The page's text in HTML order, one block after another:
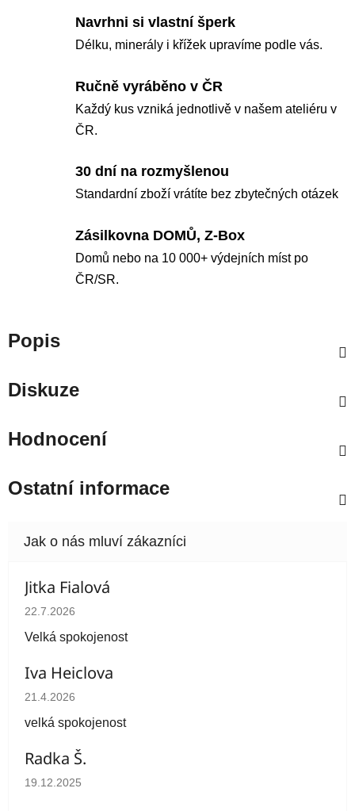
Navrhni si vlastní šperk
Délku, minerály i křížek upravíme podle vás.
Ručně vyráběno v ČR
Každý kus vzniká jednotlivě v našem ateliéru v
ČR.
30 dní na rozmyšlenou
Standardní zboží vrátíte bez zbytečných otázek
Zásilkovna DOMŮ, Z-Box
Domů nebo na 10 000+ výdejních míst po
ČR/SR.
Popis
Diskuze
Hodnocení
Ostatní informace
Jitka Fialová
Hodnocení obchodu je 5 z 5 hvězdiček.
22.7.2026
Velká spokojenost
Iva Heiclova
Hodnocení obchodu je 5 z 5 hvězdiček.
21.4.2026
velká spokojenost
Radka Š.
Hodnocení obchodu je 5 z 5 hvězdiček.
19.12.2025